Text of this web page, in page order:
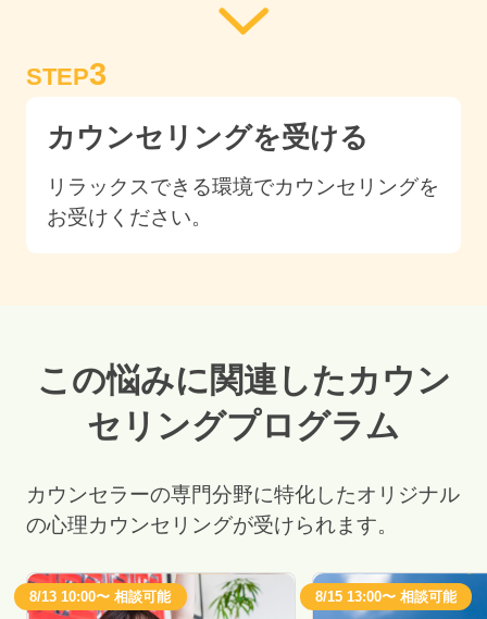
STEP3
カウンセリングを受ける
リラックスできる環境でカウンセリングを
お受けください。
この悩みに関連したカウン
セリングプログラム
カウンセラーの専門分野に特化したオリジナル
の心理カウンセリングが受けられます。
8/13 10:00〜 相談可能 8/15 13:00〜 相談可能